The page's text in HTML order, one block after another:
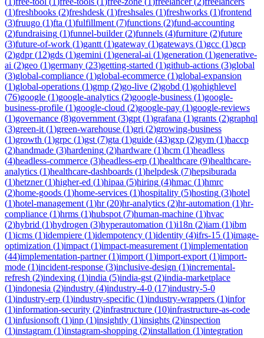
(1)freshbooks (2)freshdesk (1)freshsales (1)freshworks (1)frontend
(3)fruugo (1)fta (1)fulfillment (7)functions (2)fund-accounting
(2)fundraising (1)funnel-builder(2)funnels (4)furniture (2)future
(3)future-of-work (1)gantt (1)gateway (1)gateways (1)gcc (1)gcp
(2)gdpr(12)gds (1)gemini (1)general-ai (1)generation (1)generative-
ai (2)geo (1)germany (23)getting-started (1)github-actions (3)global
(3)global-compliance (1)global-ecommerce (1)global-expansion
(1)global-operations (1)gmp (2)go-live (2)gobd (1)gohighlevel
(76)google (1)google-analytics (2)google-business (1)google-
business-profile (1)google-cloud (2)google-pay (1)google-reviews
(1)governance (8)government (3)gpt (1)grafana (1)grants (2)graphql
(3)green-it (1)green-warehouse (1)gri (2)growing-business
(1)growth (1)grpc (1)gst (7)gta (1)guide (43)gxp (2)gym (1)haccp
(2)handmade (3)hardening (2)hardware (1)hcm (1)headless
(4)headless-commerce (3)headless-erp (1)healthcare (9)healthcare-
analytics (1)healthcare-dashboards (1)helpdesk (7)hepsiburada
(1)hetzner(1)higher-ed (1)hipaa (5)hiring (4)hmac (1)hmrc
(2)home-goods (1)home-services (1)hospitality (5)hosting (3)hotel
(1)hotel-management (1)hr(20)hr-analytics (2)hr-automation (1)hr-
compliance (1)hrms (1)hubspot (7)human-machine (1)hvac
(2)hybrid (1)hydrogen (3)hyperautomation (1)i18n (2)iam (1)ibm
(1)icms (1)idempiere (1)idempotency (1)identity (4)ifrs-15 (1)image-
optimization (1)impact (1)impact-measurement (1)implementation
(44)implementation-partner(1)import (1)import-export (1)import-
mode (1)incident-response (3)inclusive-design (1)incremental-
refresh (2)indexing (1)india (5)india-gst (2)india-marketplace
(1)indonesia (2)industry (4)industry-4-0 (17)industry-5-0
(1)industry-erp (1)industry-specific (1)industry-wrappers (1)infor
(1)information-security (2)infrastructure (10)infrastructure-as-code
(1)infusionsoft (1)inp (1)insightly (1)insights (2)inspection
(1)instagram (1)instagram-shopping (2)installation (1)integration